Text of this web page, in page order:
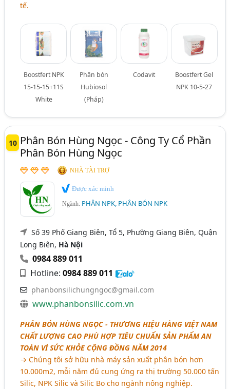
tế.
Boostfert NPK
15-15-15+11S
White
Phân bón
Hubiosol
(Pháp)
Codavit
Boostfert Gel
NPK 10-5-27
10 Phân Bón Hùng Ngọc - Công Ty Cổ Phần
Phân Bón Hùng Ngọc
NHÀ TÀI TRỢ
Được xác minh
Ngành: PHÂN NPK, PHÂN BÓN NPK
Số 39 Phố Giang Biên, Tổ 5, Phường Giang Biên, Quận
Long Biên, Hà Nội
0984 889 011
Hotline:0984 889 011
phanbonsilichungngoc@gmail.com
www.phanbonsilic.com.vn
PHÂN BÓN HÙNG NGỌC - THƯƠNG HIỆU HÀNG VIỆT NAM
CHẤT LƯỢNG CAO PHÙ HỢP TIÊU CHUẨN SẢN PHẨM AN
TOÀN VÌ SỨC KHỎE CỘNG ĐỒNG NĂM 2014
→ Chúng tôi sở hữu nhà máy sản xuất phân bón hơn
10.000m2, mỗi năm đủ cung ứng ra thị trường 50.000 tấn
Silic, NPK Silic và Silic Bo cho ngành nông nghiệp.